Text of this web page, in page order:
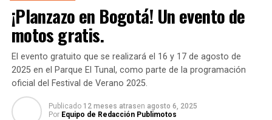
¡Planzazo en Bogotá! Un evento de
motos gratis.
El evento gratuito que se realizará el 16 y 17 de agosto de
2025 en el Parque El Tunal, como parte de la programación
oficial del Festival de Verano 2025.
Publicado 12 meses atrasen agosto 6, 2025
Por Equipo de Redacción Publimotos